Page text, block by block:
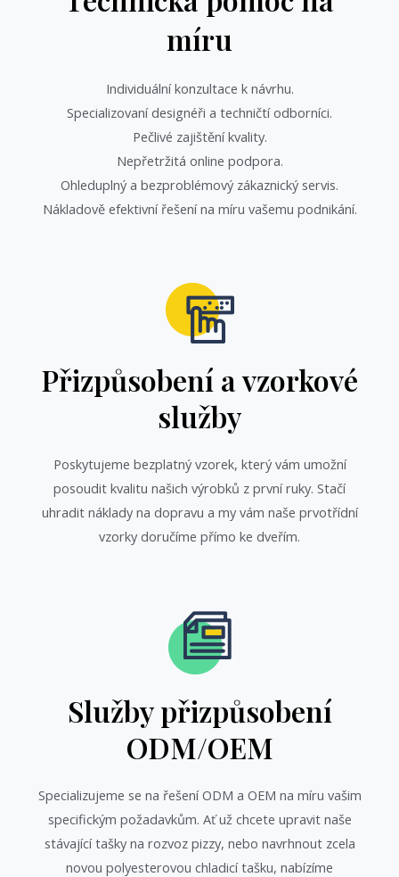
míru
Individuální konzultace k návrhu.
Specializovaní designéři a techničtí odborníci.
Pečlivé zajištění kvality.
Nepřetržitá online podpora.
Ohleduplný a bezproblémový zákaznický servis.
Nákladově efektivní řešení na míru vašemu podnikání.
Přizpůsobení a vzorkové
služby
Poskytujeme bezplatný vzorek, který vám umožní
posoudit kvalitu našich výrobků z první ruky. Stačí
uhradit náklady na dopravu a my vám naše prvotřídní
vzorky doručíme přímo ke dveřím.
Služby přizpůsobení
ODM/OEM
Specializujeme se na řešení ODM a OEM na míru vašim
specifickým požadavkům. Ať už chcete upravit naše
stávající tašky na rozvoz pizzy, nebo navrhnout zcela
novou polyesterovou chladicí tašku, nabízíme